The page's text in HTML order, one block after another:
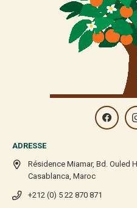
ADRESSE
Résidence Miamar, Bd. Ouled
Casablanca, Maroc
+212 (0) 5 22 870 871